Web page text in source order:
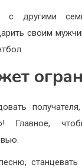
с другими
своим
Главное,
станцевать